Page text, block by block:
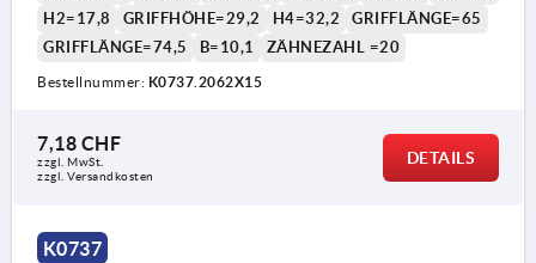
H2=17,8
GRIFFHÖHE=29,2 H4=32,2
GRIFFLÄNGE=65
GRIFFLÄNGE=74,5
B=10,1 ZÄHNEZAHL =20
Bestellnummer: K0737.2062X15
7,18 CHF
zzgl. MwSt.
zzgl. Versandkosten
DETAILS
K0737